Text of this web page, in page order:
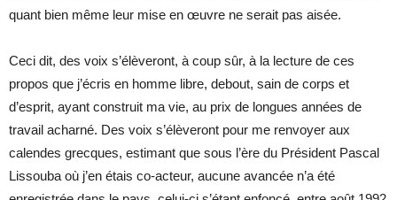
quant bien même leur mise en œuvre ne serait pas aisée.
Ceci dit, des voix s’élèveront, à coup sûr, à la lecture de ces
propos que j’écris en homme libre, debout, sain de corps et
d’esprit, ayant construit ma vie, au prix de longues années de
travail acharné. Des voix s’élèveront pour me renvoyer aux
calendes grecques, estimant que sous l’ère du Président Pascal
Lissouba où j’en étais co-acteur, aucune avancée n’a été